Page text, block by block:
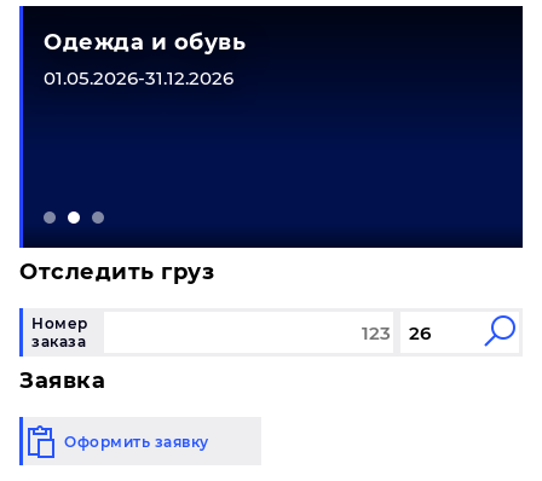
Одежда и обувь
01.05.2026-31.12.2026
Отследить груз
Номер
заказа
Заявка
Оформить заявку